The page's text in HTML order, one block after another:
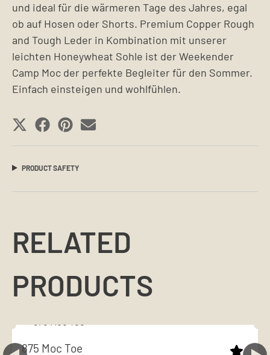
und ideal für die wärmeren Tage des Jahres, egal
ob auf Hosen oder Shorts. Premium Copper Rough
and Tough Leder in Kombination mit unserer
leichten Honeywheat Sohle ist der Weekender
Camp Moc der perfekte Begleiter für den Sommer.
Einfach einsteigen und wohlfühlen.
SHARE
ON
X
(TWITTER)
SHARE
ON
FACEBOOK
SHARE
ON
PINTEREST
SHARE
ON
PRODUCT SAFETY
RELATED
PRODUCTS
875 Moc Toe